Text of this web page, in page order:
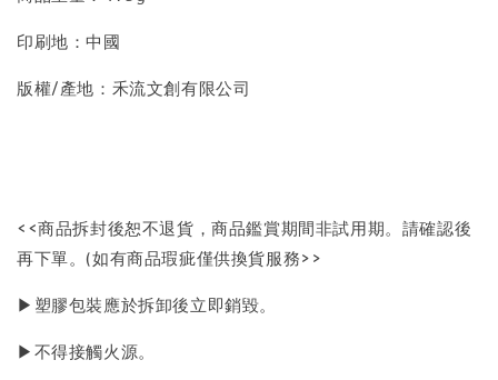
印刷地：中國
版權/產地：禾流文創有限公司
<<商品拆封後恕不退貨，商品鑑賞期間非試用期。請確認後
再下單。(如有商品瑕疵僅供換貨服務>>
▶塑膠包裝應於拆卸後立即銷毀。
▶不得接觸火源。